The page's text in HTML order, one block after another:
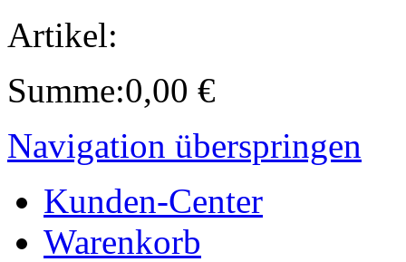
Artikel:
Summe:0,00 €
Navigation überspringen
Kunden-Center
Warenkorb